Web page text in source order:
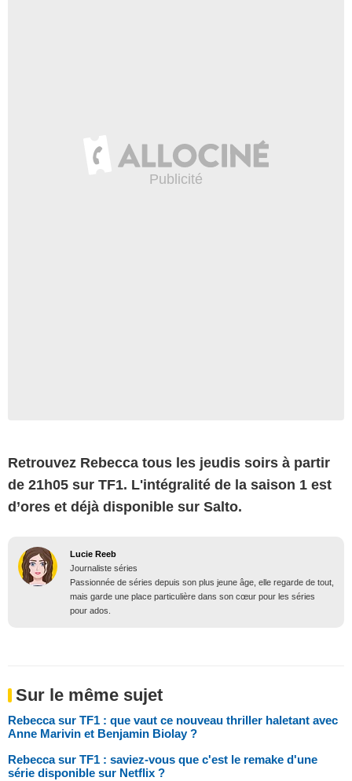
Retrouvez Rebecca tous les jeudis soirs à partir
de 21h05 sur TF1. L'intégralité de la saison 1 est
d’ores et déjà disponible sur Salto.
Lucie Reeb
Journaliste séries
Passionnée de séries depuis son plus jeune âge, elle regarde de tout,
mais garde une place particulière dans son cœur pour les séries
pour ados.
Sur le même sujet
Rebecca sur TF1 : que vaut ce nouveau thriller haletant avec
Anne Marivin et Benjamin Biolay ?
Rebecca sur TF1 : saviez-vous que c'est le remake d'une
série disponible sur Netflix ?